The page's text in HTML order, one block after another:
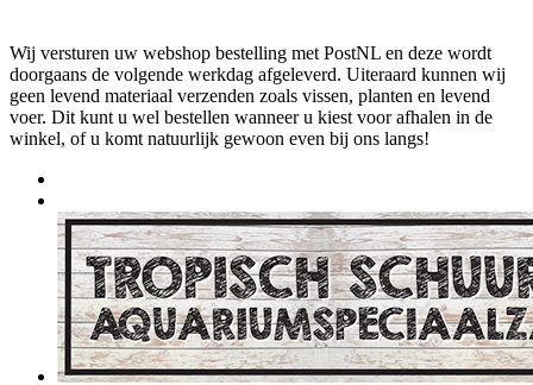
Wij versturen uw webshop bestelling met PostNL en deze wordt
doorgaans de volgende werkdag afgeleverd. Uiteraard kunnen wij
geen levend materiaal verzenden zoals vissen, planten en levend
voer. Dit kunt u wel bestellen wanneer u kiest voor afhalen in de
winkel, of u komt natuurlijk gewoon even bij ons langs!